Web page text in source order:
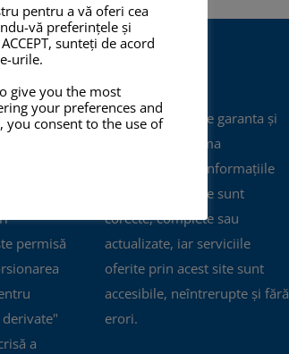
textele din
permisă
a
Pro-X.ro nu poate garanta și
nu își poate asuma
răspunderea că informațiile
prezentate pe site sunt
corecte, complete sau
actualizate, iar serviciile
oferite prin acest site sunt
accesibile, neîntrerupte și fără
erori.
pentru a vă oferi cea
vă preferințele și
sunteți de acord
urile.
give you the most
your preferences and
you consent to the use of